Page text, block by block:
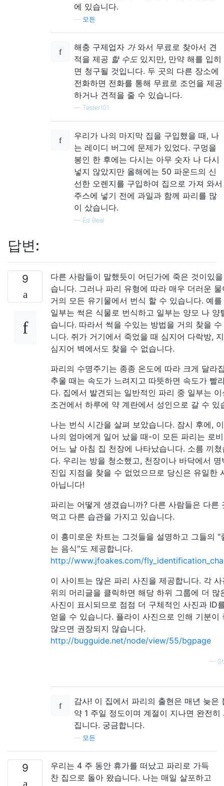
에 있습니다.
모든
해충 구제업자 가와서 무료로 찾아서 견
적을 제공 할 수도 있지만, 만약 해를 입히
면 청구될 것입니다. 두 곳의 다른 장소에
전화하면 전화를 통해 무료로 조언을 제공
하거나 견적을 줄 수 있습니다.
— Tester101
우리가 나의 마지막 집을 구입했을 때, 나
는 레이디 버그에 문제가 있었다. 구멍을
봉인 한 후에는 다시는 아무 숫자 나 다시
넣지 않았지만 올해에는 50 파운드의 신
선한 오렌지를 구입하여 집으로 가져 와서
주스에 넣기 전에 과일과 함께 파리를 많
이 샀습니다.
— Ed Beal
답변:
9
다른 사람들이 말했듯이 어딘가에 죽은 것이있
습니다. 그러나 파리 유형에 따라 매우 더러운 물
거의 모든 유기물에서 번식 할 수 있습니다. 예를
일부는 썩은 식물로 번식하고 일부는 양모 나 양
습니다. 따라서 썩을 수있는 방법을 거의 찾을
니다. 쥐가 거기에서 죽었을 때 심지어 다락방,
심지어 벽에서도 찾을 수 없습니다.
파리의 수명주기는 종종 온도에 따라 크게 달라
추울 때는 속도가 느려지고 따뜻하면 속도가 빨
다. 집에서 발견되는 일반적인 파리 중 일부는 이
조건에서 하루에 약 계란에서 성인으로 갈 수 있
나는 번식 시간을 살펴 보았습니다. 잠시 후에,
나의 엄마에게 일어 났을 때-이 모든 파리는 로
어느 날 아침 집 천장에 나타났습니다. 소름 끼쳤
다. 우리는 방을 청소했고, 천장이나 바닥에서 명
진입 지점을 찾을 수 없었으므로 당신은 유일한
아닙니다!
파리는 어떻게 생겼습니까? 다른 사람들은 다른
먹고 다른 습관을 가지고 있습니다.
이 흥미로운 차트는 그것들을 설명하고 그들의 "
는 음식"도 제공합니다.
http://www.jfoakes.com/
이 사이트는 많은 파리 사진을 제공합니다. 각
위의 머리글을 클릭하면 해당 하위 그룹에 더 많
사진이 표시되므로 점점 더 구체적인 사진과 ID
얻을 수 있습니다. 플라이 사진으로 인해 기분이
않으면 권장되지 않습니다.
http://bugguide.net/node/view/55/bgpage
—
감사! 이 집에서 파리의 출현은 매년 늦은
약 1 주일 정도이며 계절이 지나면 완전히
집니다. 궁금합니다.
모든
9
우리는 4 주 동안 휴가를 떠났고 파리로 가득
찬 집으로 돌아 왔습니다. 나는 매일 살포하고